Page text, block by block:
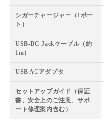
シガーチャージャー（1ポー
ト）
USB-DC Jackケーブル（約
1m）
USB ACアダプタ
セットアップガイド（保証
書、安全上のご注意、サポ
ート修理案内含む）